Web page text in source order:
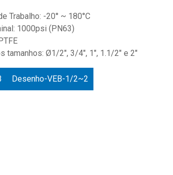
Trabalho: -20° ~ 180°C
1000psi (PN63)
tamanhos: Ø1/2", 3/4", 1", 1.1/2" e 2"
Desenho-VEB-1/2~2